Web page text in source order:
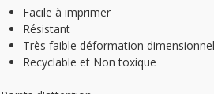
Facile à imprimer
Résistant
Très faible déformation
Recyclable et Non toxique